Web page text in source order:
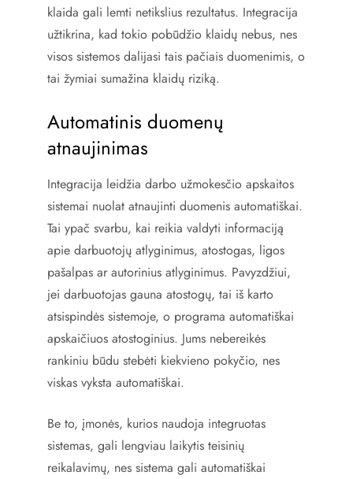
klaida gali lemti netikslius rezultatus. Integracija
užtikrina, kad tokio pobūdžio klaidų nebus, nes
visos sistemos dalijasi tais pačiais duomenimis, o
tai žymiai sumažina klaidų riziką.
Automatinis duomenų
atnaujinimas
Integracija leidžia darbo užmokesčio apskaitos
sistemai nuolat atnaujinti duomenis automatiškai.
Tai ypač svarbu, kai reikia valdyti informaciją
apie darbuotojų atlyginimus, atostogas, ligos
pašalpas ar autorinius atlyginimus. Pavyzdžiui,
jei darbuotojas gauna atostogų, tai iš karto
atsispindės sistemoje, o programa automatiškai
apskaičiuos atostoginius. Jums nebereikės
rankiniu būdu stebėti kiekvieno pokyčio, nes
viskas vyksta automatiškai.
Be to, įmonės, kurios naudoja integruotas
sistemas, gali lengviau laikytis teisinių
reikalavimų, nes sistema gali automatiškai